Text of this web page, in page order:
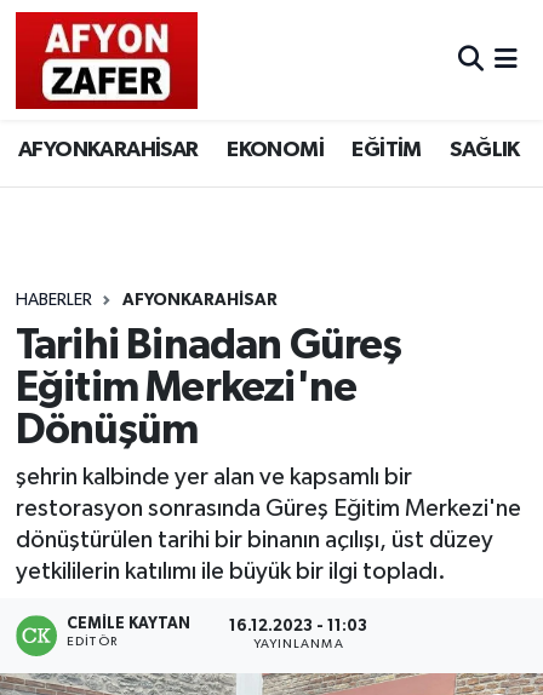
AFYONKARAHİSAR EKONOMİ EĞİTİM SAĞLIK
HABERLER AFYONKARAHİSAR
Tarihi Binadan Güreş
Eğitim Merkezi'ne
Dönüşüm
şehrin kalbinde yer alan ve kapsamlı bir
restorasyon sonrasında Güreş Eğitim Merkezi'ne
dönüştürülen tarihi bir binanın açılışı, üst düzey
yetkililerin katılımı ile büyük bir ilgi topladı.
CEMILE KAYTAN
EDITÖR
16.12.2023 - 11:03
YAYINLANMA